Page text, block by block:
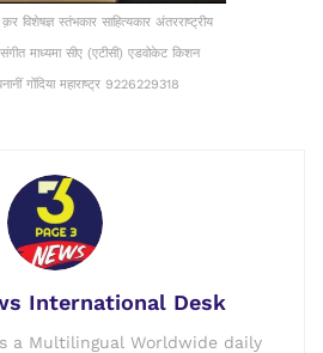
स्तंभकार साहित्यकार अंतरराष्ट्रीय
माध्यमा सीए (एटीसी) एडवोकेट किशन
गोंदिया महाराष्ट्र 9226229318
International Desk
a Multilingual Worldwide daily